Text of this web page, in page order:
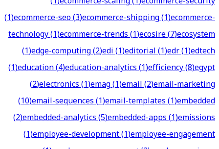
(1)ecommerce-seo(3)ecommerce-shipping(1)ecommerce-
technology(1)ecommerce-trends(1)ecosire(7)ecosystem
(1)edge-computing(2)edi(1)editorial(1)edr(1)edtech
(1)education(4)education-analytics(1)efficiency(8)egypt
(2)electronics(1)emag(1)email(2)email-marketing
(10)email-sequences(1)email-templates(1)embedded
(2)embedded-analytics(5)embedded-apps(1)emissions
(1)employee-development(1)employee-engagement